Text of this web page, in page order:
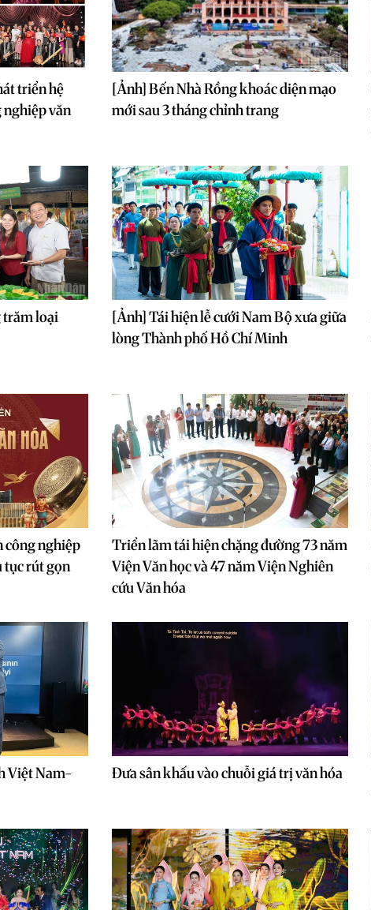
triển hệ
nghiệp văn
[Ảnh] Bến Nhà Rồng khoác diện mạo
mới sau 3 tháng chỉnh trang
trăm loại
[Ảnh] Tái hiện lễ cưới Nam Bộ xưa giữa
lòng Thành phố Hồ Chí Minh
công nghiệp
tục rút gọn
Triển lãm tái hiện chặng đường 73 năm
Viện Văn học và 47 năm Viện Nghiên
cứu Văn hóa
Việt Nam-
Đưa sân khấu vào chuỗi giá trị văn hóa